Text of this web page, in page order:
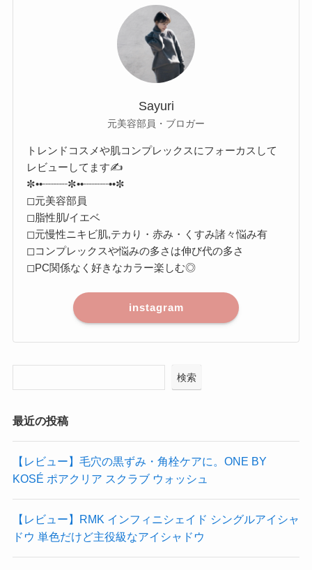
Sayuri
元美容部員・ブロガー
トレンドコスメや肌コンプレックスにフォーカスして
レビューしてます✍️
✼••┈┈┈┈✼••┈┈┈┈••✼
◻︎元美容部員
◻︎脂性肌/イエベ
◻︎元慢性ニキビ肌,テカり・赤み・くすみ諸々悩み有
◻︎コンプレックスや悩みの多さは伸び代の多さ
◻︎PC関係なく好きなカラー楽しむ◎
instagram
検索
最近の投稿
【レビュー】毛穴の黒ずみ・角栓ケアに。ONE BY
KOSÉ ポアクリア スクラブ ウォッシュ
【レビュー】RMK インフィニシェイド シングルアイシャ
ドウ 単色だけど主役級なアイシャドウ